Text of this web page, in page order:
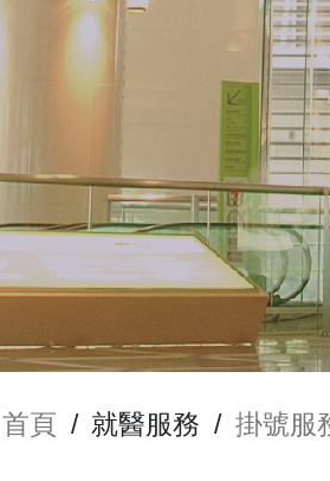
首頁 / 就醫服務 / 掛號服